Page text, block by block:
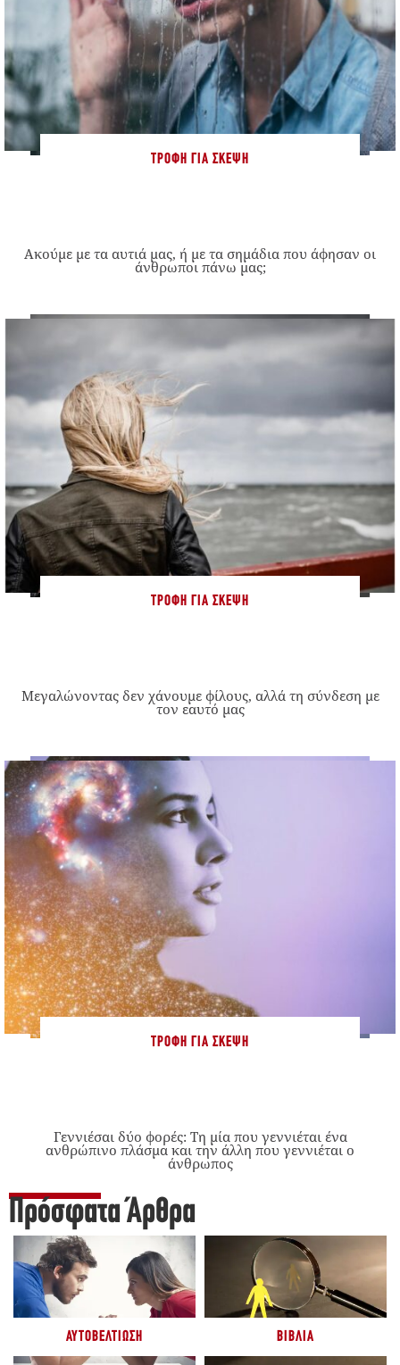
ΤΡΟΦΉ ΓΙΑ ΣΚΈΨΗ
Ακούμε με τα αυτιά μας, ή με τα σημάδια που άφησαν οι
άνθρωποι πάνω μας;
ΤΡΟΦΉ ΓΙΑ ΣΚΈΨΗ
Μεγαλώνοντας δεν χάνουμε φίλους, αλλά τη σύνδεση με
τον εαυτό μας
ΤΡΟΦΉ ΓΙΑ ΣΚΈΨΗ
Γεννιέσαι δύο φορές: Tη μία που γεννιέται ένα
ανθρώπινο πλάσμα και την άλλη που γεννιέται ο
άνθρωπος
Πρόσφατα Άρθρα
ΑΥΤΟΒΕΛΤΊΩΣΗ ΒΙΒΛΊΑ